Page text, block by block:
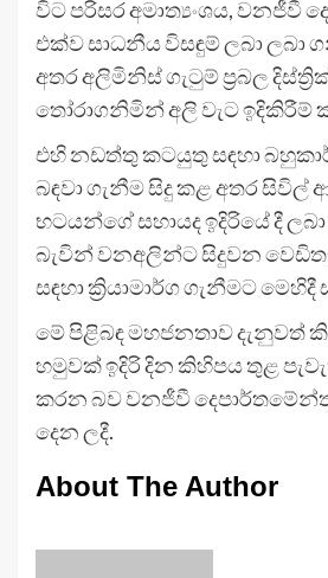
විට පරිසර අමාත්‍යංශය, වනජීවී
එක්ව සාධනීය විසඳුම් ලබා ලබා
අතර අලිමිනිස් ගැටුම් ප්‍රබල
තෝරාගනිමින් අලි වැට ඉදිකිරීම්
එහි නඩත්තු කටයුතු සඳහා
බඳවා ගැනීම සිදු කළ අතර සිවිල්
භටයන්ගේ සහායද ඉදිරියේ දී
බැවින් වනඅලින්ට සිදුවන
සඳහා ක්‍රියාමාර්ග ගැනීමට මෙහිදී
මේ පිළිබඳ මහජනතාව දැනුවත්
හමුවක් ඉදිරි දින කිහිපය තුළ
කරන බව වනජීවී
දෙන ලදී.
About The Author